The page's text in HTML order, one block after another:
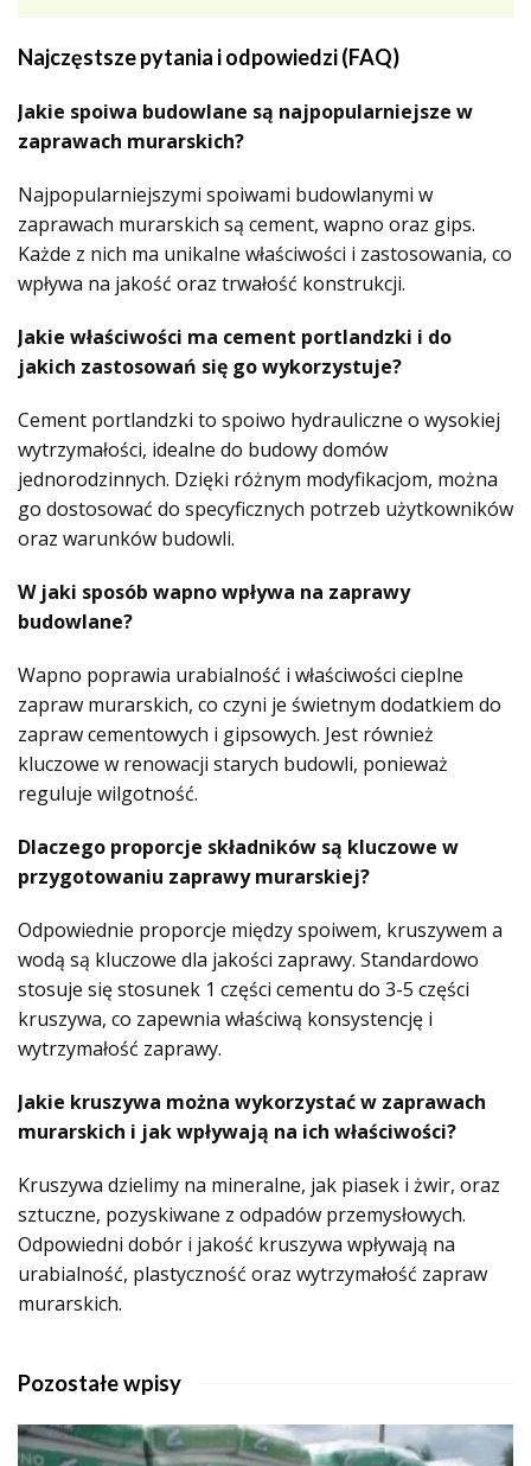
Najczęstsze pytania i odpowiedzi (FAQ)
Jakie spoiwa budowlane są najpopularniejsze w
zaprawach murarskich?
Najpopularniejszymi spoiwami budowlanymi w
zaprawach murarskich są cement, wapno oraz gips.
Każde z nich ma unikalne właściwości i zastosowania, co
wpływa na jakość oraz trwałość konstrukcji.
Jakie właściwości ma cement portlandzki i do
jakich zastosowań się go wykorzystuje?
Cement portlandzki to spoiwo hydrauliczne o wysokiej
wytrzymałości, idealne do budowy domów
jednorodzinnych. Dzięki różnym modyfikacjom, można
go dostosować do specyficznych potrzeb użytkowników
oraz warunków budowli.
W jaki sposób wapno wpływa na zaprawy
budowlane?
Wapno poprawia urabialność i właściwości cieplne
zapraw murarskich, co czyni je świetnym dodatkiem do
zapraw cementowych i gipsowych. Jest również
kluczowe w renowacji starych budowli, ponieważ
reguluje wilgotność.
Dlaczego proporcje składników są kluczowe w
przygotowaniu zaprawy murarskiej?
Odpowiednie proporcje między spoiwem, kruszywem a
wodą są kluczowe dla jakości zaprawy. Standardowo
stosuje się stosunek 1 części cementu do 3-5 części
kruszywa, co zapewnia właściwą konsystencję i
wytrzymałość zaprawy.
Jakie kruszywa można wykorzystać w zaprawach
murarskich i jak wpływają na ich właściwości?
Kruszywa dzielimy na mineralne, jak piasek i żwir, oraz
sztuczne, pozyskiwane z odpadów przemysłowych.
Odpowiedni dobór i jakość kruszywa wpływają na
urabialność, plastyczność oraz wytrzymałość zapraw
murarskich.
Pozostałe wpisy